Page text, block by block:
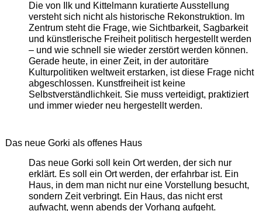
Die von Ilk und Kittelmann kuratierte Ausstellung
versteht sich nicht als historische Rekonstruktion. Im
Zentrum steht die Frage, wie Sichtbarkeit, Sagbarkeit
und künstlerische Freiheit politisch hergestellt werden
– und wie schnell sie wieder zerstört werden können.
Gerade heute, in einer Zeit, in der autoritäre
Kulturpolitiken weltweit erstarken, ist diese Frage nicht
abgeschlossen. Kunstfreiheit ist keine
Selbstverständlichkeit. Sie muss verteidigt, praktiziert
und immer wieder neu hergestellt werden.
Das neue Gorki als offenes Haus
Das neue Gorki soll kein Ort werden, der sich nur
erklärt. Es soll ein Ort werden, der erfahrbar ist. Ein
Haus, in dem man nicht nur eine Vorstellung besucht,
sondern Zeit verbringt. Ein Haus, das nicht erst
aufwacht, wenn abends der Vorhang aufgeht.